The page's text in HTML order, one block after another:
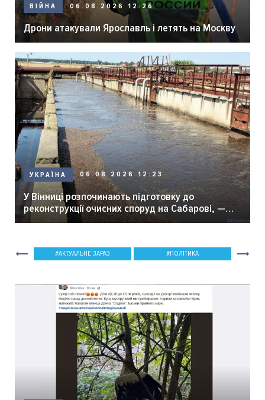
ВІЙНА 06.08.2026 12:26
Дрони атакували Ярославль і летять на Москву
УКРАЇНА 06.08.2026 12:23
У Вінниці розпочинають підготовку до
реконструкції очисних споруд на Сабарові, —
мер Вінниці.
АКТУАЛЬНЕ ЗАРАЗ ПОЛІТИКА